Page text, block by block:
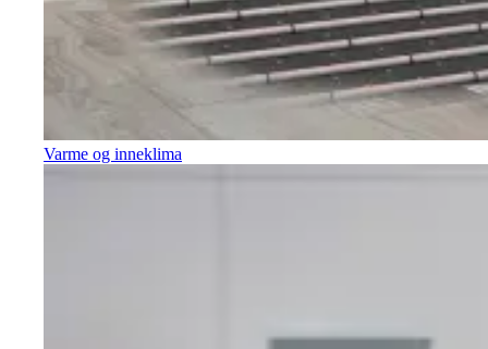
Varme og inneklima